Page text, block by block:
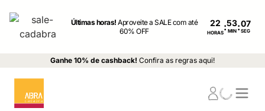
Últimas horas!Aproveite a SALE com até
60% OFF
22
HORAS: MIN : SEG
Ganhe 10% de cashback! Confira as regras aqui!